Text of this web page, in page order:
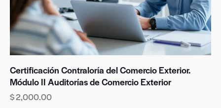
Certificación Contraloría del Comercio Exterior.
Módulo II Auditorías de Comercio Exterior
$2,000.00